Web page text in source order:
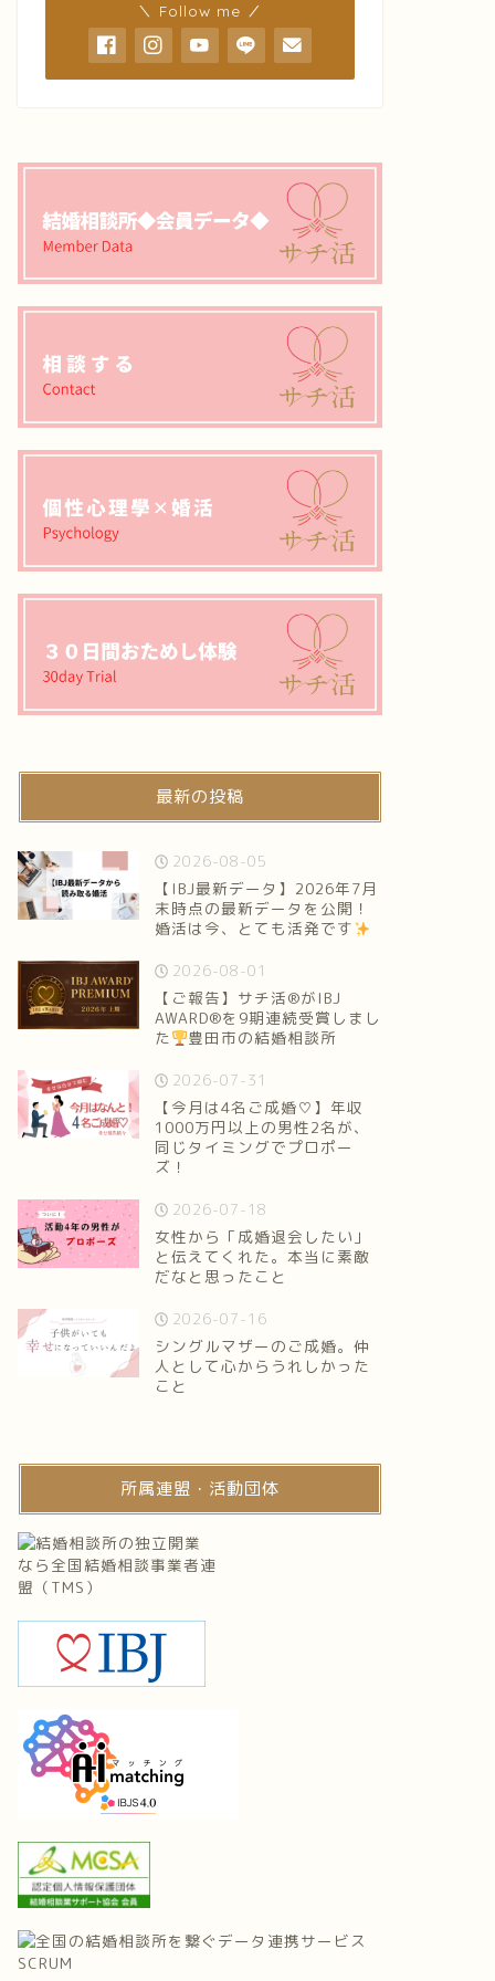
＼ Follow me ／
最新の投稿
2026-08-05
【IBJ最新データ】2026年7月
末時点の最新データを公開！
婚活は今、とても活発です
2026-08-01
【ご報告】サチ活®がIBJ
AWARD®を9期連続受賞しまし
た
豊田市の結婚相談所
2026-07-31
【今月は4名ご成婚♡】年収
1000万円以上の男性2名が、
同じタイミングでプロポー
ズ！
2026-07-18
女性から「成婚退会したい」
と伝えてくれた。本当に素敵
だなと思ったこと
2026-07-16
シングルマザーのご成婚。仲
人として心からうれしかった
こと
所属連盟・活動団体